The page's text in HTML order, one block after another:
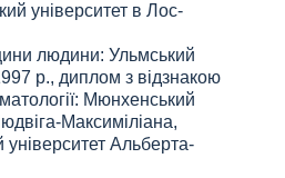
університет в Лос-
людини: Ульмський
р., диплом з відзнакою
Мюнхенський
Максиміліана,
університет Альберта-